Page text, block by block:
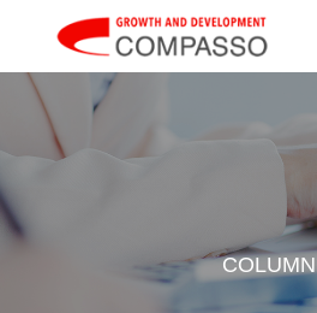
COLUMN